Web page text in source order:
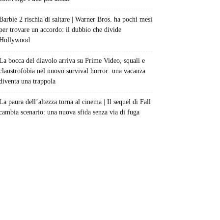
2 rischia di saltare | Warner Bros. ha pochi mesi
trovare un accordo: il dubbio che divide
bocca del diavolo arriva su Prime Video, squali e
nel nuovo survival horror: una vacanza
una trappola
paura dell’altezza torna al cinema | Il sequel di Fall
scenario: una nuova sfida senza via di fuga